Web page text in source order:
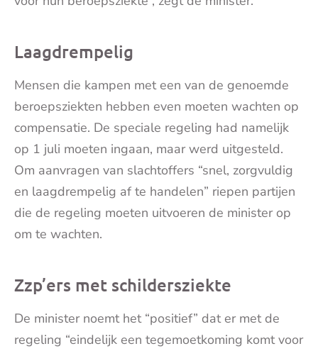
Laagdrempelig
Mensen die kampen met een van de genoemde
beroepsziekten hebben even moeten wachten op
compensatie. De speciale regeling had namelijk
op 1 juli moeten ingaan, maar werd uitgesteld.
Om aanvragen van slachtoffers “snel, zorgvuldig
en laagdrempelig af te handelen” riepen partijen
die de regeling moeten uitvoeren de minister op
om te wachten.
Zzp’ers met schildersziekte
De minister noemt het “positief” dat er met de
regeling “eindelijk een tegemoetkoming komt voor